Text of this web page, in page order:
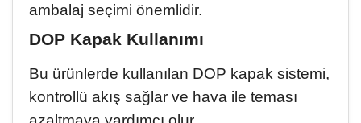
ambalaj seçimi önemlidir.
DOP Kapak Kullanımı
Bu ürünlerde kullanılan DOP kapak sistemi,
kontrollü akış sağlar ve hava ile teması